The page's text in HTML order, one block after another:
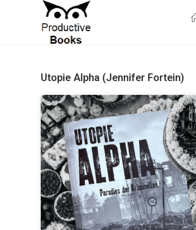
Utopie Alpha (Jennifer Fortein)